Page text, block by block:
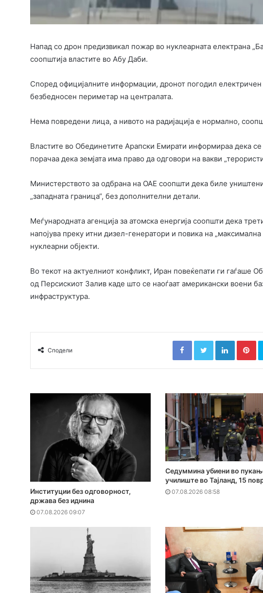
Напад со дрон предизвикал пожар во нуклеарната електрана
соопштија властите во Абу Даби.
Според официјалните информации, дронот погодил
безбедносен периметар на централата.
Нема повредени лица, а нивото на радијација е нормално,
Властите во Обединетите Арапски Емирати информираа дека
порачаа дека земјата има право да одговори на вакви
Министерството за одбрана на ОАЕ соопшти дека биле
„западната граница“, без дополнителни детали.
Меѓународната агенција за атомска енергија соопшти дека
напојува преку итни дизел-генератори и повика на
нуклеарни објекти.
Во текот на актуелниот конфликт, Иран повеќепати ги гаѓаше
од Персискиот Залив каде што се наоѓаат американски воени
инфраструктура.
Сподели
FacebookTwitterLinkedIn
Институции без одговорност,
држава без иднина
07.08.2026 09:07
Седуммина убиени во
училиште во Тајланд, 15
07.08.2026 08:58